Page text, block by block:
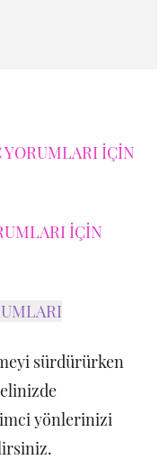
YORUMLARI İÇİN
İÇİN
sürdürürken
yönlerinizi